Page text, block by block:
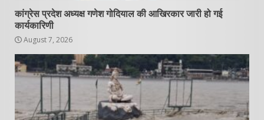
कांग्रेस प्रदेश अध्यक्ष गणेश गोदियाल की आखिरकार जारी हो गई
कार्यकारिणी
August 7, 2026